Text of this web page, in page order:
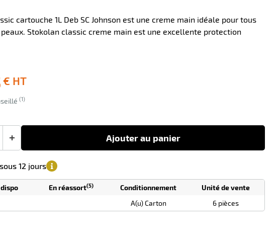
cartouche 1L Deb SC Johnson est une creme main idéale pour tous
Stokolan classic creme main est une excellente protection
€ HT
(1)
+
Ajouter au panier
12 jours
En réassort(5) Conditionnement
Unité de vente
A(u) Carton 6 pièces